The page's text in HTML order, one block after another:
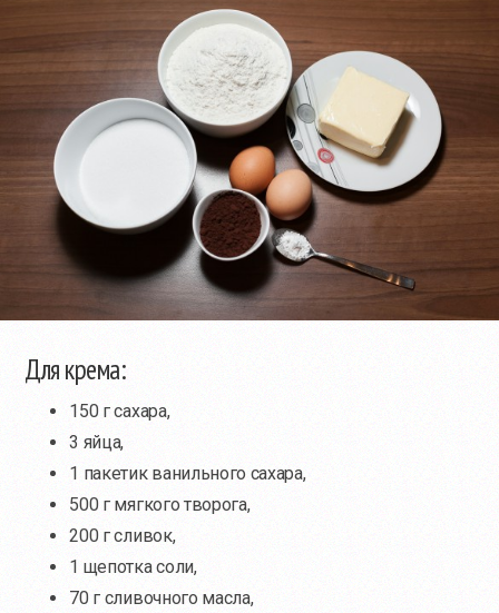
Для крема:
150 г сахара,
3 яйца,
1 пакетик ванильного сахара,
500 г мягкого творога,
200 г сливок,
1 щепотка соли,
70 г сливочного масла,